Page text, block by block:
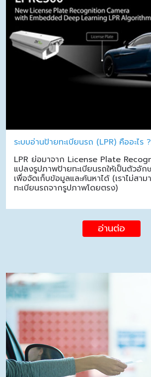
ระบบอ่านป้ายทะเบียนรถ (LPR) คืออะไร ?
LPR ย่อมาจาก License Plate
แปลงรูปภาพป้ายทะเบียนรถให้เป็นตัวอัก
เพื่อจัดเก็บข้อมูลและค้นหาได้ (เราไม่สาม
ทะเบียนรถจากรูปภาพโดยตรง)
อ่านต่อ